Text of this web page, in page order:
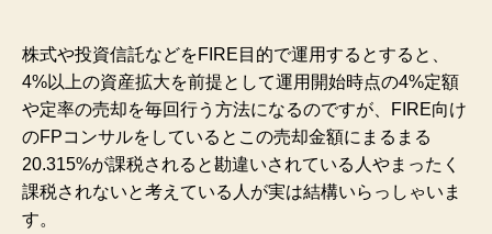
株式や投資信託などをFIRE目的で運用するとすると、
4%以上の資産拡大を前提として運用開始時点の4%定額
や定率の売却を毎回行う方法になるのですが、FIRE向け
のFPコンサルをしているとこの売却金額にまるまる
20.315%が課税されると勘違いされている人やまったく
課税されないと考えている人が実は結構いらっしゃいま
す。